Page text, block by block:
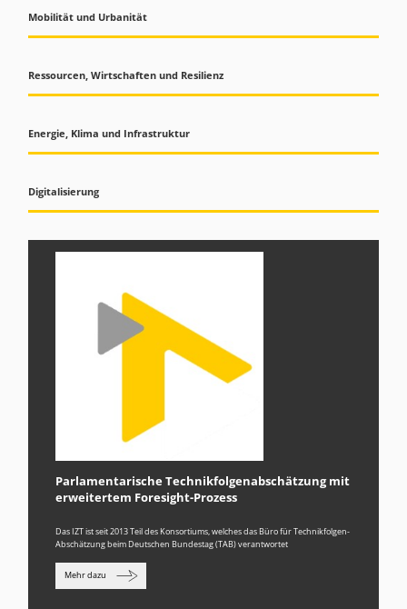
Mobilität und Urbanität
Ressourcen, Wirtschaften und Resilienz
Energie, Klima und Infrastruktur
Digitalisierung
Parlamentarische Technikfolgenabschätzung mit
erweitertem Foresight-Prozess
Das IZT ist seit 2013 Teil des Konsortiums, welches das Büro für Technikfolgen-
Abschätzung beim Deutschen Bundestag (TAB) verantwortet
Mehr dazu